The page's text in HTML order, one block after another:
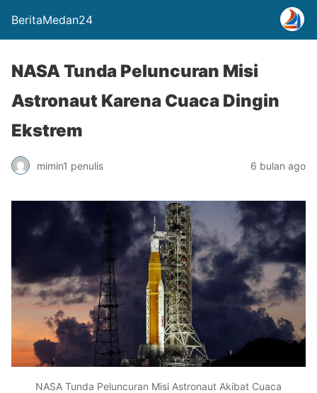
BeritaMedan24
NASA Tunda Peluncuran Misi
Astronaut Karena Cuaca Dingin
Ekstrem
mimin1 penulis 6 bulan ago
NASA Tunda Peluncuran Misi Astronaut Akibat Cuaca